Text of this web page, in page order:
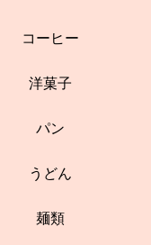
コーヒー
洋菓子
パン
うどん
麺類